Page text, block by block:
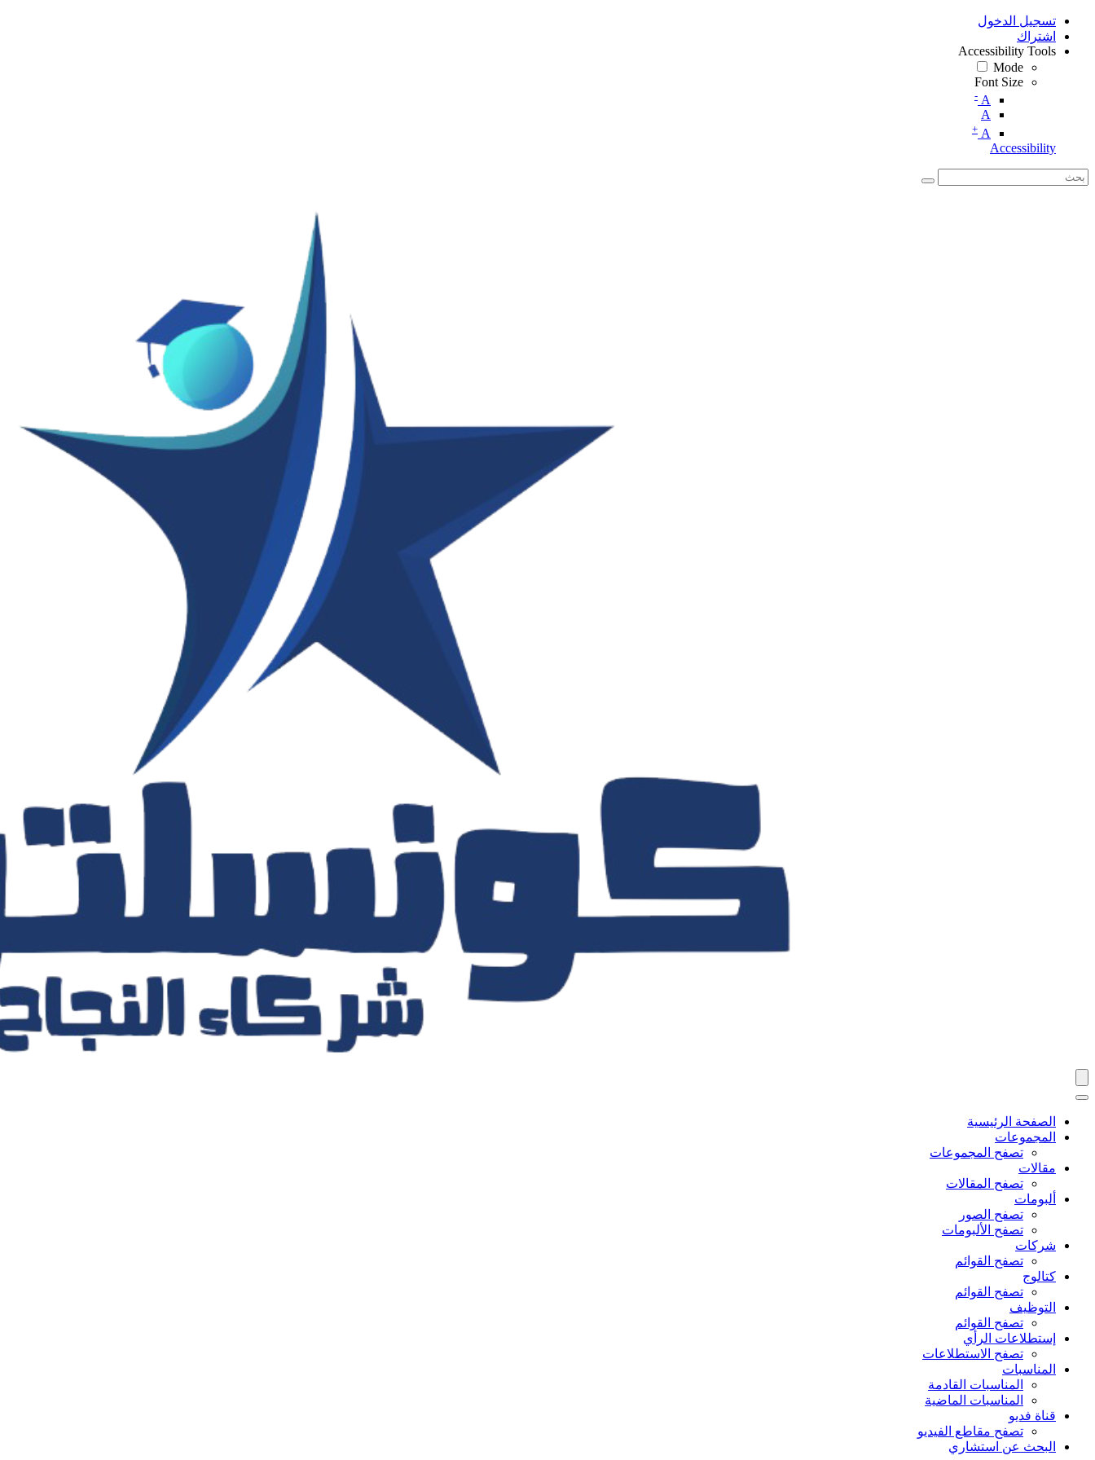
تسجيل الدخول
اشتراك
Accessibility Tools
Mode
Font Size
A
-
A
A
+
Accessibility
الصفحة الرئيسية
المجموعات
تصفح المجموعات
مقالات
تصفح المقالات
ألبومات
تصفح الصور
تصفح الألبومات
شركات
تصفح القوائم
كتالوج
تصفح القوائم
التوظيف
تصفح القوائم
إستطلاعات الرأي
تصفح الاستطلاعات
المناسبات
المناسبات القادمة
المناسبات الماضية
قناة فديو
تصفح مقاطع الفيديو
البحث عن استشاري